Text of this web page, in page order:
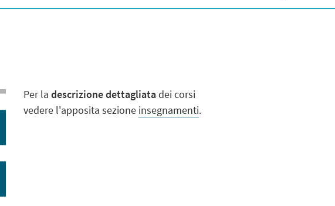
Per ladescrizione dettagliatadei corsi
vedere l'apposita sezione insegnamenti.